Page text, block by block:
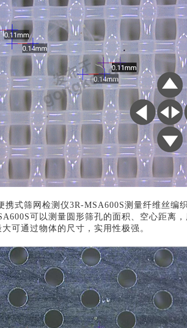
携式筛网检测仪3R-MSA600S测量纤维丝编织
可以测量圆形筛孔的面积、空心距离
可通过物体的尺寸，实用性极强。